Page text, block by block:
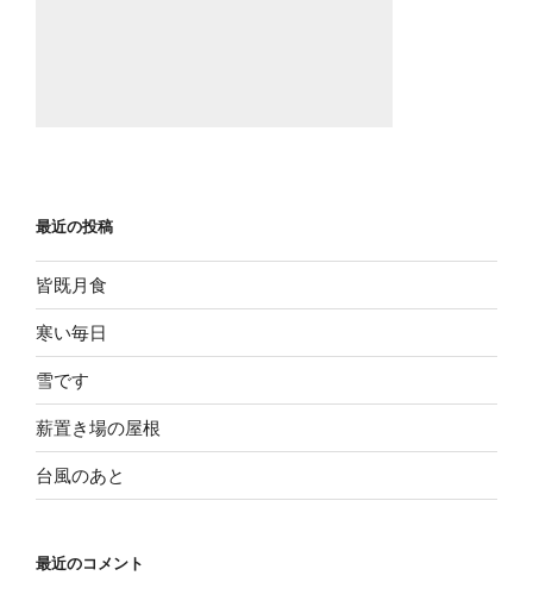
最近の投稿
皆既月食
寒い毎日
雪です
薪置き場の屋根
台風のあと
最近のコメント